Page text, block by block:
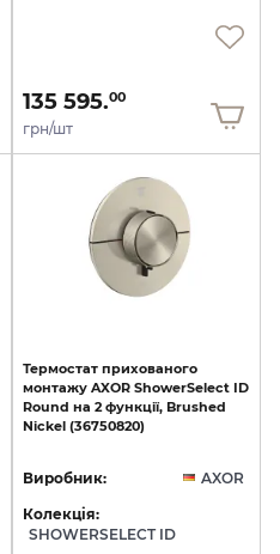
135 595.00
грн/шт
Термостат прихованого
монтажу AXOR ShowerSelect ID
Round на 2 функції, Brushed
Nickel (36750820)
Виробник:
AXOR
Колекція:
SHOWERSELECT ID